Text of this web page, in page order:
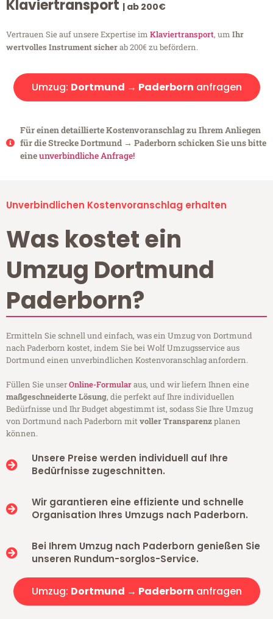
Klaviertransport | ab 200€
Vertrauen Sie auf unsere Expertise im Klaviertransport, um Ihr
wertvolles Instrument sicherab 200€ zu befördern.
Umzug: Dortmund → Paderborn anfragen
Für einen detaillierte Kostenvoranschlag zu Ihrem Anliegen
für die Strecke Dortmund → Paderborn schicken Sie uns bitte
eineunverbindliche Anfrage!
Unverbindlichen Kostenvoranschlag erhalten
Was kostet ein
Umzug Dortmund
Paderborn?
Ermitteln Sie schnell und einfach, was ein Umzug von Dortmund
nach Paderborn kostet, indem Sie bei Wolf Umzugsservice aus
Dortmund einen unverbindlichen Kostenvoranschlag anfordern.
Füllen Sie unserOnline-Formularaus, und wir liefern Ihnen eine
maßgeschneiderte Lösung, die perfekt auf Ihre individuellen
Bedürfnisse und Ihr Budget abgestimmt ist, sodass Sie Ihre Umzug
von Dortmund nach Paderborn mitvoller Transparenzplanen
können.
Unsere Preise werden individuell auf Ihre
Bedürfnisse zugeschnitten.
Wir garantieren eine effiziente und schnelle
Organisation Ihres Umzugs nach Paderborn.
Bei Ihrem Umzug nach Paderborn genießen Sie
unseren Rundum-sorglos-Service.
Umzug: Dortmund → Paderborn anfragen